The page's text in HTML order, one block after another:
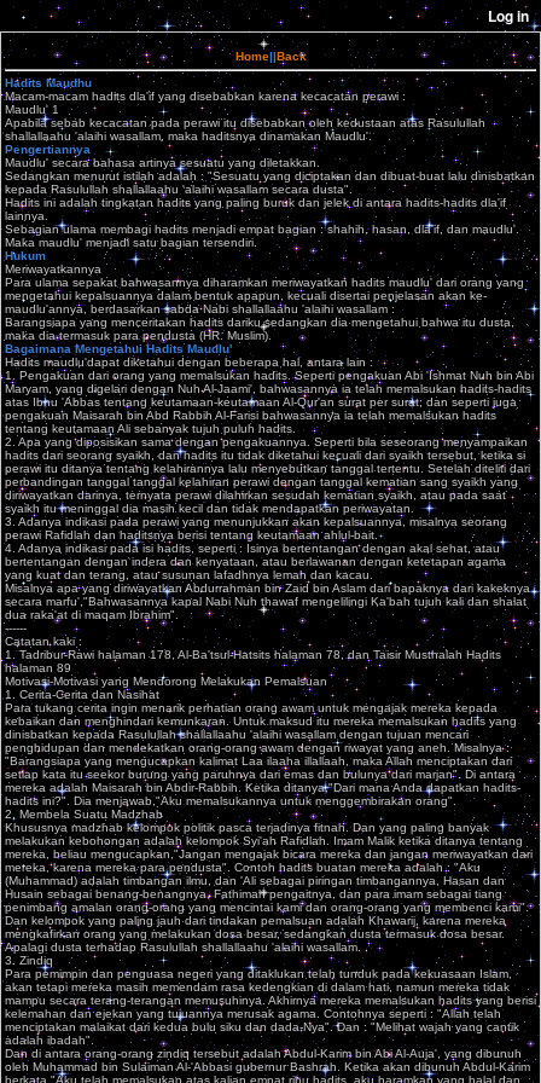
Home||Back
Hadits Maudhu
Macam-macam hadits dla'if yang disebabkan karena kecacatan perawi :
Maudlu' 1
Apabila sebab kecacatan pada perawi itu disebabkan oleh kedustaan atas Rasulullah
shallallaahu 'alaihi wasallam, maka haditsnya dinamakan Maudlu'.
Pengertiannya
Maudlu' secara bahasa artinya sesuatu yang diletakkan.
Sedangkan menurut istilah adalah : "Sesuatu yang diciptakan dan dibuat-buat lalu dinisbatkan
kepada Rasulullah shallallaahu 'alaihi wasallam secara dusta".
Hadits ini adalah tingkatan hadits yang paling buruk dan jelek di antara hadits-hadits dla'if
lainnya.
Sebagian ulama membagi hadits menjadi empat bagian : shahih, hasan, dla'if, dan maudlu'.
Maka maudlu' menjadi satu bagian tersendiri.
Hukum
Meriwayatkannya
Para ulama sepakat bahwasannya diharamkan meriwayatkan hadits maudlu' dari orang yang
mengetahui kepalsuannya dalam bentuk apapun, kecuali disertai penjelasan akan ke-
maudlu'annya, berdasarkan sabda Nabi shallallaahu 'alaihi wasallam :
Barangsiapa yang menceritakan hadits dariku sedangkan dia mengetahui bahwa itu dusta,
maka dia termasuk para pendusta (HR. Muslim).
Bagaimana Mengetahui Hadits Maudlu'
Hadits maudlu'dapat diketahui dengan beberapa hal, antara lain :
1. Pengakuan dari orang yang memalsukan hadits. Seperti pengakuan Abi 'Ishmat Nuh bin Abi
Maryam, yang digelari dengan Nuh Al-Jaami', bahwasannya ia telah memalsukan hadits-hadits
atas Ibnu 'Abbas tentang keutamaan-keutamaan Al-Qur'an surat per surat; dan seperti juga
pengakuan Maisarah bin Abd Rabbih Al-Farisi bahwasannya ia telah memalsukan hadits
tentang keutamaan Ali sebanyak tujuh puluh hadits.
2. Apa yang diposisikan sama dengan pengakuannya. Seperti bila seseorang menyampaikan
hadits dari seorang syaikh, dan hadits itu tidak diketahui kecuali dari syaikh tersebut, ketika si
perawi itu ditanya tentang kelahirannya lalu menyebutkan tanggal tertentu. Setelah diteliti dari
perbandingan tanggal tanggal kelahiran perawi dengan tanggal kematian sang syaikh yang
diriwayatkan darinya, ternyata perawi dilahirkan sesudah kematian syaikh, atau pada saat
syaikh itu meninggal dia masih kecil dan tidak mendapatkan periwayatan.
3. Adanya indikasi pada perawi yang menunjukkan akan kepalsuannya, misalnya seorang
perawi Rafidlah dan haditsnya berisi tentang keutamaan ahlul-bait.
4. Adanya indikasi pada isi hadits, seperti : Isinya bertentangan dengan akal sehat, atau
bertentangan dengan indera dan kenyataan, atau berlawanan dengan ketetapan agama
yang kuat dan terang, atau susunan lafadhnya lemah dan kacau.
Misalnya apa yang diriwayatkan Abdurrahman bin Zaid bin Aslam dari bapaknya dari kakeknya
secara marfu',"Bahwasannya kapal Nabi Nuh thawaf mengelilingi Ka'bah tujuh kali dan shalat
dua raka'at di maqam Ibrahim".
------
Catatan kaki :
1. Tadribur-Rawi halaman 178, Al-Ba'tsul-Hatsits halaman 78, dan Taisir Musthalah Hadits
halaman 89
Motivasi-Motivasi yang Mendorong Melakukan Pemalsuan
1. Cerita-Cerita dan Nasihat
Para tukang cerita ingin menarik perhatian orang awam untuk mengajak mereka kepada
kebaikan dan menghindari kemunkaran. Untuk maksud itu mereka memalsukan hadits yang
dinisbatkan kepada Rasulullah shallallaahu 'alaihi wasallam dengan tujuan mencari
penghidupan dan mendekatkan orang-orang awam dengan riwayat yang aneh. Misalnya :
"Barangsiapa yang mengucapkan kalimat Laa ilaaha illallaah, maka Allah menciptakan dari
setiap kata itu seekor burung yang paruhnya dari emas dan bulunya dari marjan". Di antara
mereka adalah Maisarah bin Abdir-Rabbih. Ketika ditanya,"Dari mana Anda dapatkan hadits-
hadits ini?". Dia menjawab,"Aku memalsukannya untuk menggembirakan orang".
2. Membela Suatu Madzhab
Khususnya madzhab kelompok politik pasca terjadinya fitnah. Dan yang paling banyak
melakukan kebohongan adalah kelompok Syi'ah Rafidlah. Imam Malik ketika ditanya tentang
mereka, beliau mengucapkan,"Jangan mengajak bicara mereka dan jangan meriwayatkan dari
mereka, karena mereka para pendusta". Contoh hadits buatan mereka adalah : "Aku
(Muhammad) adalah timbangan ilmu, dan 'Ali sebagai piringan timbangannya, Hasan dan
Husain sebagai benang-benangnya, Fathimah pengaitnya, dan para imam sebagai tiang
penimbang amalan orang-orang yang mencintai kami dan orang-orang yang membenci kami".
Dan kelompok yang paling jauh dari tindakan pemalsuan adalah Khawarij, karena mereka
mengkafirkan orang yang melakukan dosa besar, sedangkan dusta termasuk dosa besar.
Apalagi dusta terhadap Rasulullah shallallaahu 'alaihi wasallam.
3. Zindiq
Para pemimpin dan penguasa negeri yang ditaklukan telah tunduk pada kekuasaan Islam,
akan tetapi mereka masih memendam rasa kedengkian di dalam hati, namun mereka tidak
mampu secara terang-terangan memusuhinya. Akhirnya mereka memalsukan hadits yang berisi
kelemahan dan ejekan yang tujuannya merusak agama. Contohnya seperti : "Allah telah
menciptakan malaikat dari kedua bulu siku dan dada-Nya". Dan : "Melihat wajah yang cantik
adalah ibadah".
Dan di antara orang-orang zindiq tersebut adalah Abdul-Karim bin Abi Al-Auja', yang dibunuh
oleh Muhammad bin Sulaiman Al-'Abbasi gubernur Bashrah. Ketika akan dibunuh Abdul-Karim
berkata,"Aku telah memalsukan atas kalian empat ribu hadits, aku haramkan yang halal dan